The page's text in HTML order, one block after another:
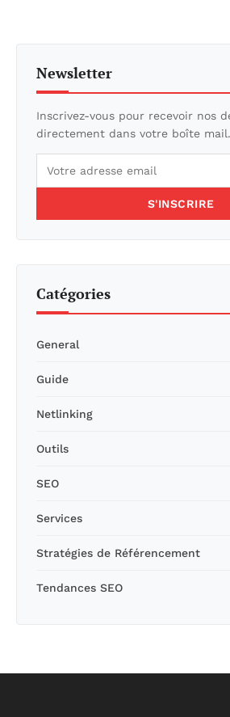
Newsletter
Inscrivez-vous pour recevoir nos
directement dans votre boîte mail.
S'INSCRIRE
Catégories
General
Guide
Netlinking
Outils
SEO
Services
Stratégies de Référencement
Tendances SEO